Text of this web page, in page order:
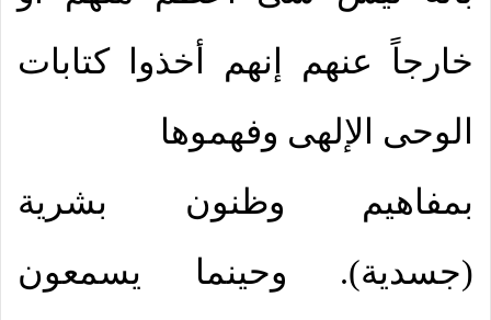
خارجاً عنهم إنهم أخذوا كتابات
الوحى الإلهى وفهموها
بمفاهيم وظنون بشرية
(جسدية). وحينما يسمعون